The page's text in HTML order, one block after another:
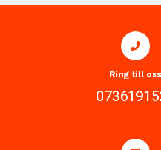
Ring till oss